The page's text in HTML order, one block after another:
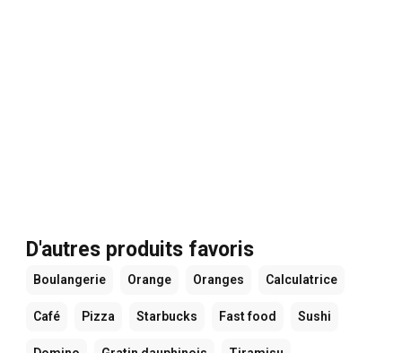
D'autres produits favoris
Boulangerie Orange Oranges Calculatrice
Café Pizza Starbucks Fast food Sushi